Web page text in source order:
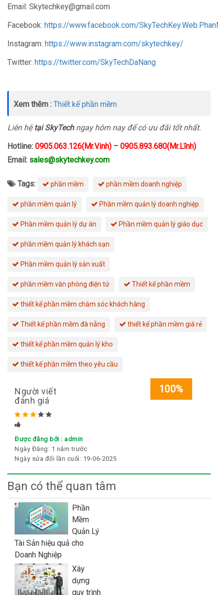
Email: Skytechkey@gmail.com
Facebook: https://www.facebook.com/
Instagram: https://www.instagram.com/skytechkey/
Twitter: https://twitter.com/SkyTechDaNang
Xem thêm : Thiết kế phần mềm
Liên hệ tại SkyTechngay hôm nay để có ưu đãi tốt nhất.
Hotline: 0905.063.126(Mr.Vinh) – 0905.893.680(Mr.Lĩnh)
Email: sales@skytechkey.com
Tags: phần mềm phần mềm doanh nghiệp
phần mềm quản lý Phần mềm quản lý doanh nghiệp
Phần mềm quản lý dự án Phần mềm quản lý giáo dục
phần mềm quản lý khách sạn
Phần mềm quản lý sản xuất
phần mềm văn phòng điện tử Thiết kế phần mềm
thiết kế phần mềm chăm sóc khách hàng
Thiết kế phần mềm đà nẵng thiết kế phần mềm giá rẻ
thiết kế phần mềm quản lý kho
thiết kế phần mềm theo yêu cầu
Người viết
đánh giá
Rated
5
100%
Được đăng bởi : admin
Ngày Đăng: 1 năm trước
Ngày sửa đổi lần cuối: 19-06-2025
Bạn có thể quan tâm
Phần
Mềm
Quản Lý
Tài Sản hiệu quả cho
Doanh Nghiệp
Xây
dựng
quy trình